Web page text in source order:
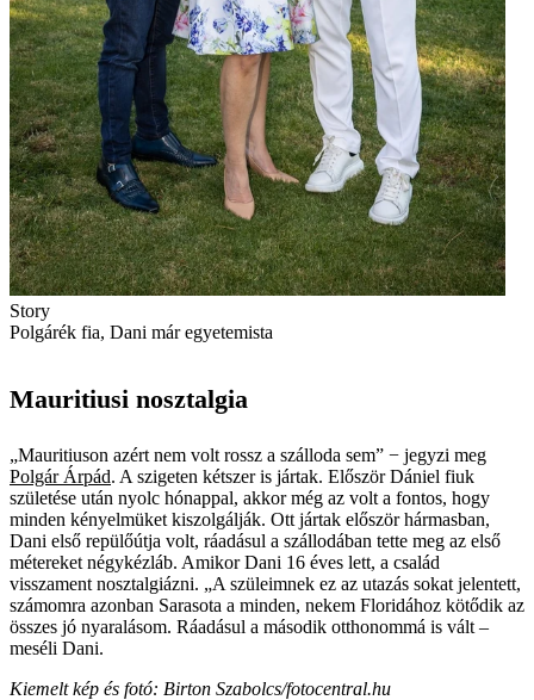
Story
Polgárék fia, Dani már egyetemista
Mauritiusi nosztalgia
„Mauritiuson azért nem volt rossz a szálloda sem” − jegyzi meg
Polgár Árpád. A szigeten kétszer is jártak. Először Dániel fiuk
születése után nyolc hónappal, akkor még az volt a fontos, hogy
minden kényelmüket kiszolgálják. Ott jártak először hármasban,
Dani első repülőútja volt, ráadásul a szállodában tette meg az első
métereket négykézláb. Amikor Dani 16 éves lett, a család
visszament nosztalgiázni. „A szüleimnek ez az utazás sokat jelentett,
számomra azonban Sarasota a minden, nekem Floridához kötődik az
összes jó nyaralásom. Ráadásul a második otthonommá is vált –
meséli Dani.
Kiemelt kép és fotó: Birton Szabolcs/fotocentral.hu